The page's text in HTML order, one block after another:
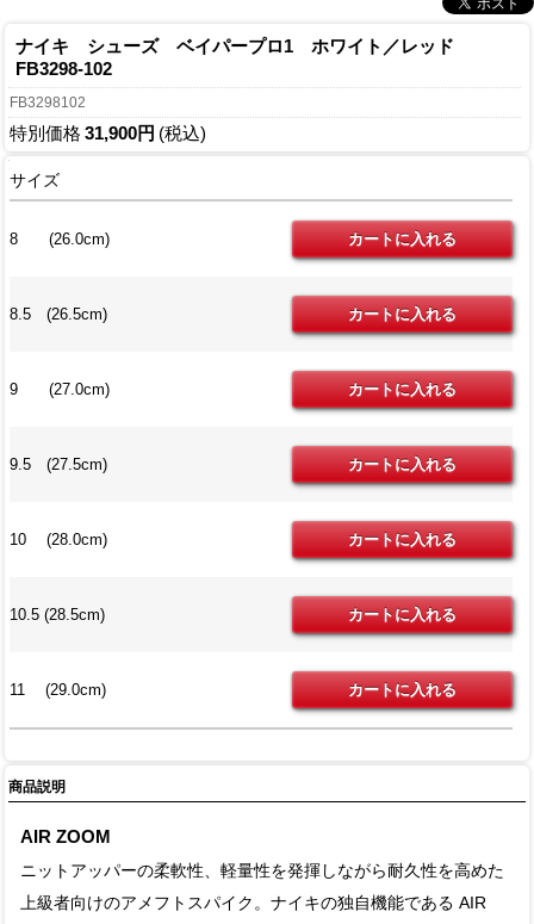
ナイキ シューズ ベイパープロ1 ホワイト／レッド
FB3298-102
FB3298102
特別価格 31,900円 (税込)
サイズ
8 (26.0cm)
8.5 (26.5cm)
9 (27.0cm)
9.5 (27.5cm)
10 (28.0cm)
10.5 (28.5cm)
11 (29.0cm)
商品説明
AIR ZOOM
ニットアッパーの柔軟性、軽量性を発揮しながら耐久性を高めた
上級者向けのアメフトスパイク。ナイキの独自機能である AIR